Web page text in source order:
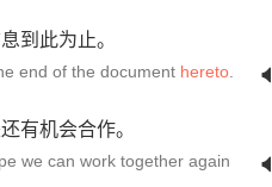
到此为止。
end of the document hereto
有机会合作。
we can work together again